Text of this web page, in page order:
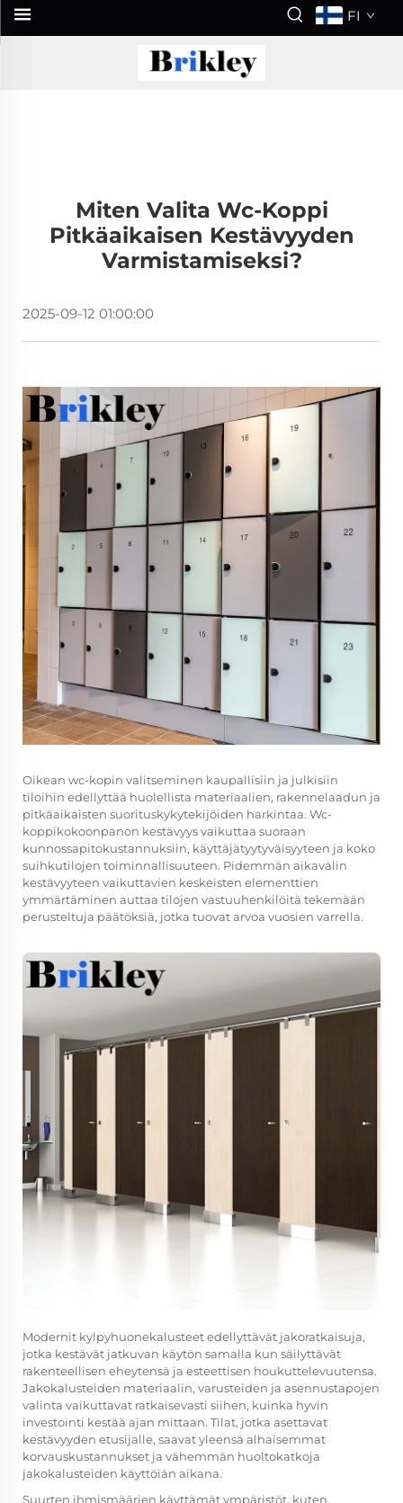
FI
Miten Valita Wc-Koppi
Pitkäaikaisen Kestävyyden
Varmistamiseksi?
2025-09-12 01:00:00
Oikean wc-kopin valitseminen kaupallisiin ja julkisiin
tiloihin edellyttää huolellista materiaalien, rakennelaadun ja
pitkäaikaisten suorituskykytekijöiden harkintaa. Wc-
koppikokoonpanon kestävyys vaikuttaa suoraan
kunnossapitokustannuksiin, käyttäjätyytyväisyyteen ja koko
suihkutilojen toiminnallisuuteen. Pidemmän aikavälin
kestävyyteen vaikuttavien keskeisten elementtien
ymmärtäminen auttaa tilojen vastuuhenkilöitä tekemään
perusteltuja päätöksiä, jotka tuovat arvoa vuosien varrella.
Modernit kylpyhuonekalusteet edellyttävät jakoratkaisuja,
jotka kestävät jatkuvan käytön samalla kun säilyttävät
rakenteellisen eheytensä ja esteettisen houkuttelevuutensa.
Jakokalusteiden materiaalin, varusteiden ja asennustapojen
valinta vaikuttavat ratkaisevasti siihen, kuinka hyvin
investointi kestää ajan mittaan. Tilat, jotka asettavat
kestävyyden etusijalle, saavat yleensä alhaisemmat
korvauskustannukset ja vähemmän huoltokatkoja
jakokalusteiden käyttöiän aikana.
Suurten ihmismäärien käyttämät ympäristöt, kuten